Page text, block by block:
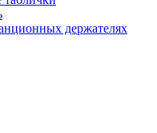
держателях